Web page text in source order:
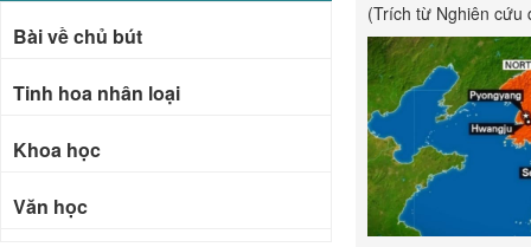
(Trích từ Nghiên cứu
Bài về chủ bút
Tinh hoa nhân loại
Khoa học
Văn học